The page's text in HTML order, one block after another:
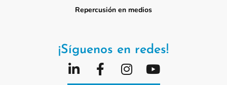
Repercusión en medios
¡Síguenos en redes!